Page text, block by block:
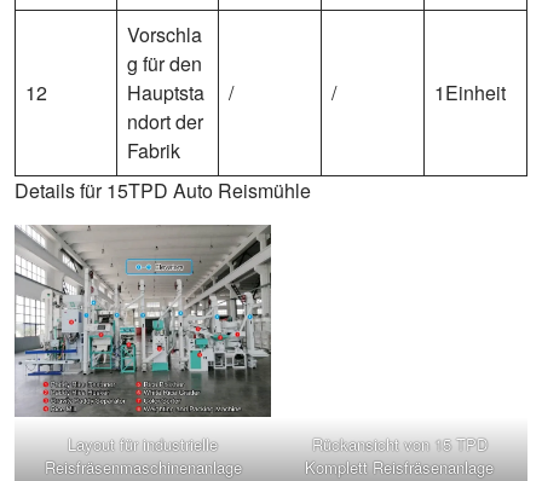
12
Vorschla
g für den
Hauptsta
ndort der
Fabrik
/ / 1Einheit
Details für 15TPD Auto Reismühle
Layout für industrielle
Reisfräsenmaschinenanlage
Rückansicht von 15 TPD
Komplett Reisfräsenanlage